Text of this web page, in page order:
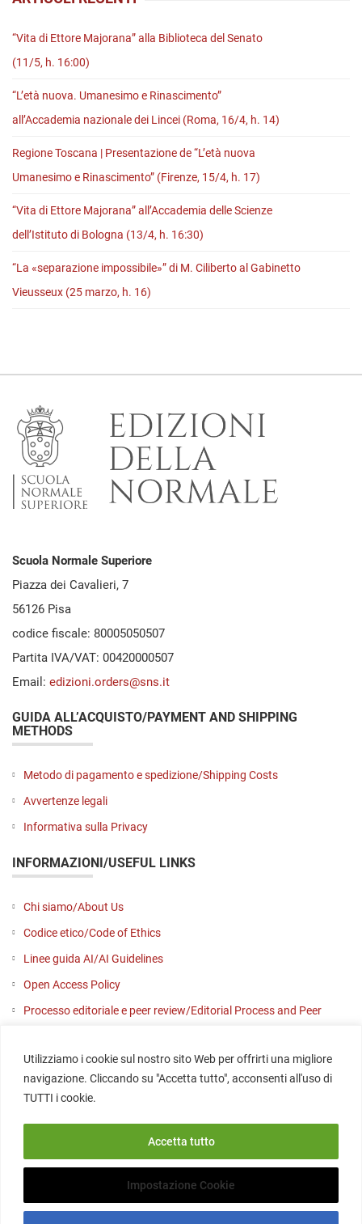
Utilizziamo i cookie sul nostro sito Web per offrirti una migliore
navigazione. Cliccando su "Accetta tutto", acconsenti all'uso di
TUTTI i cookie.
Impostazione Cookie
Accetta tutto
di
2021)
“Vita di Ettore Majorana” alla Biblioteca del Senato
(11/5, h. 16:00)
“L’età nuova. Umanesimo e Rinascimento”
all’Accademia nazionale dei Lincei (Roma, 16/4, h. 14)
Regione Toscana | Presentazione de “L’età nuova
Umanesimo e Rinascimento” (Firenze, 15/4, h. 17)
“Vita di Ettore Majorana” all’Accademia delle Scienze
dell’Istituto di Bologna (13/4, h. 16:30)
“La «separazione impossibile»” di M. Ciliberto al Gabinetto
Vieusseux (25 marzo, h. 16)
Scuola Normale Superiore
Piazza dei Cavalieri, 7
56126 Pisa
codice fiscale: 80005050507
Partita IVA/VAT: 00420000507
Email: edizioni.orders@sns.it
GUIDA ALL’ACQUISTO/PAYMENT AND SHIPPING
METHODS
Metodo di pagamento e spedizione/Shipping Costs
Avvertenze legali
Informativa sulla Privacy
INFORMAZIONI/USEFUL LINKS
Chi siamo/About Us
Codice etico/Code of Ethics
Linee guida AI/AI Guidelines
Open Access Policy
Processo editoriale e peer review/Editorial Process and Peer
Contattaci/Contact us
SOCIAL